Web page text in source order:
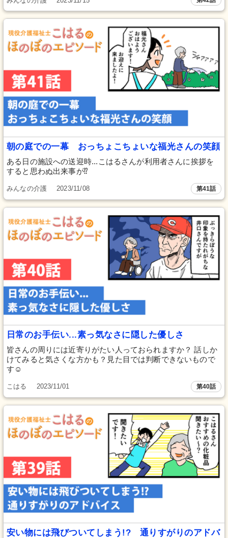
朝の庭での一幕 おっちょこちょいな福光さんの笑顔
ある日の施設への送迎時...こはるさんが利用者さんに挨拶を
すると思わぬ出来事が⁉
みんなの介護 2023/11/08 第41話
日常のお手伝い...素っ気なさに隠した優しさ
皆さんの周りには近寄りがたい人っておられますか？ 話しか
けてみると気さくな方かも？見た目では判断できないもので
す☺
こはる 2023/11/01 第40話
安い物には飛びついてしまう!? 通りすがりのアドバ